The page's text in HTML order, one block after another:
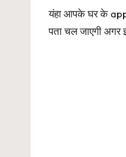
यंहा आपके घर के
पता चल जाएगी